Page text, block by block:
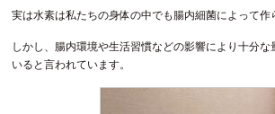
実は水素は私たちの身体の中でも腸内細菌によって作
しかし、腸内環境や生活習慣などの影響により十分な
いると言われています。